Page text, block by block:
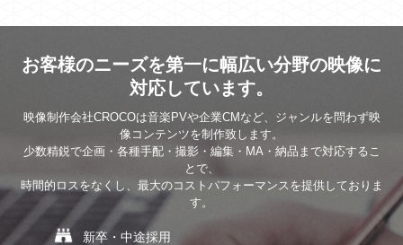
お客様のニーズを第一に幅広い分野の映像に
対応しています。
映像制作会社CROCOは音楽PVや企業CMなど、ジャンルを問わず映
像コンテンツを制作致します。
少数精鋭で企画・各種手配・撮影・編集・MA・納品まで対応するこ
とで、
時間的ロスをなくし、最大のコストパフォーマンスを提供しておりま
す。
新卒・中途採用